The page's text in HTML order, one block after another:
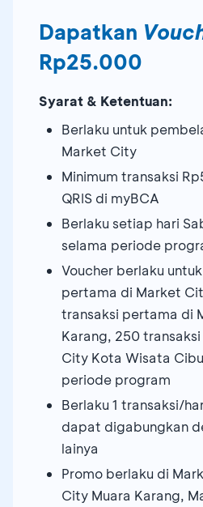
Dapatkan
Rp25.000
Syarat & Ketentuan:
Berlaku untuk
Market City
Minimum transaksi
QRIS di myBCA
Berlaku setiap hari
selama periode
Voucher berlaku
pertama di Market
transaksi pertama di
Karang, 250
City Kota Wisata
periode program
Berlaku 1 transaksi/
dapat digabungkan
lainya
Promo berlaku di
City Muara Karang,